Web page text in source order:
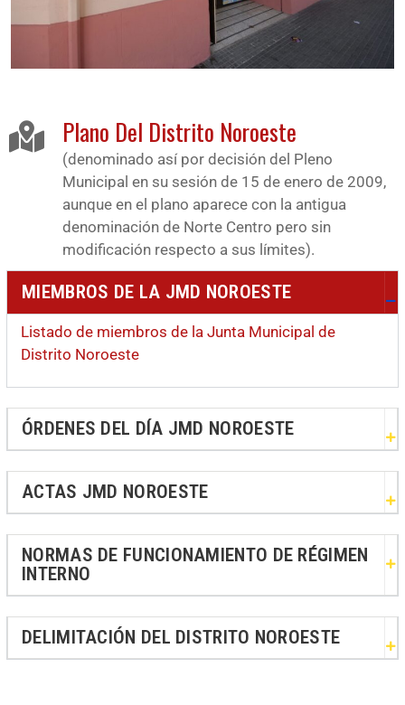
Plano Del Distrito Noroeste
(denominado así por decisión del Pleno
Municipal en su sesión de 15 de enero de 2009,
aunque en el plano aparece con la antigua
denominación de Norte Centro pero sin
modificación respecto a sus límites).
MIEMBROS DE LA JMD NOROESTE
Listado de miembros de la Junta Municipal de
Distrito Noroeste
ÓRDENES DEL DÍA JMD NOROESTE
ACTAS JMD NOROESTE
NORMAS DE FUNCIONAMIENTO DE RÉGIMEN
INTERNO
DELIMITACIÓN DEL DISTRITO NOROESTE